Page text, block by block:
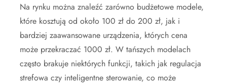
Na rynku można znaleźć zarówno budżetowe modele,
które kosztują od około 100 zł do 200 zł, jak i
bardziej zaawansowane urządzenia, których cena
może przekraczać 1000 zł. W tańszych modelach
często brakuje niektórych funkcji, takich jak regulacja
strefowa czy inteligentne sterowanie, co może